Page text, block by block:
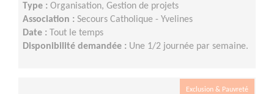
Type : Organisation, Gestion de projets
Association : Secours Catholique - Yvelines
Date :
Tout le temps
Disponibilité demandée : Une 1/2 journée par semaine.
Exclusion & Pauvreté